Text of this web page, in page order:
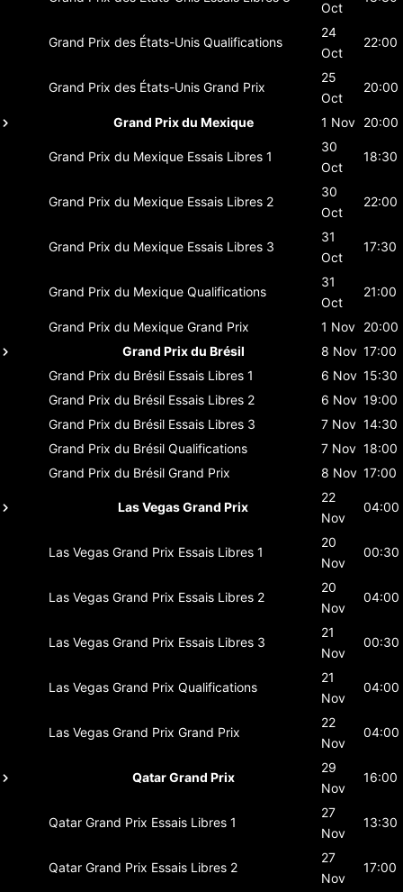
Oct
Grand Prix des États-Unis Qualifications
24
Oct
22:00
Grand Prix des États-Unis Grand Prix
25
Oct
20:00
Grand Prix du Mexique 1 Nov 20:00
Grand Prix du Mexique Essais Libres 1
30
Oct
18:30
Grand Prix du Mexique Essais Libres 2
30
Oct
22:00
Grand Prix du Mexique Essais Libres 3
31
Oct
17:30
Grand Prix du Mexique Qualifications
31
Oct
21:00
Grand Prix du Mexique Grand Prix 1 Nov 20:00
Grand Prix du Brésil
8 Nov 17:00
Grand Prix du Brésil Essais Libres 1 6 Nov 15:30
Grand Prix du Brésil Essais Libres 2 6 Nov 19:00
Grand Prix du Brésil Essais Libres 3 7 Nov 14:30
Grand Prix du Brésil Qualifications 7 Nov 18:00
Grand Prix du Brésil Grand Prix 8 Nov 17:00
Las Vegas Grand Prix
22
Nov
04:00
Las Vegas Grand Prix Essais Libres 1
20
Nov
00:30
Las Vegas Grand Prix Essais Libres 2
20
Nov
04:00
Las Vegas Grand Prix Essais Libres 3
21
Nov
00:30
Las Vegas Grand Prix Qualifications
21
Nov
04:00
Las Vegas Grand Prix Grand Prix
22
Nov
04:00
Qatar Grand Prix
29
Nov
16:00
Qatar Grand Prix Essais Libres 1
27
Nov
13:30
Qatar Grand Prix Essais Libres 2
27
Nov
17:00